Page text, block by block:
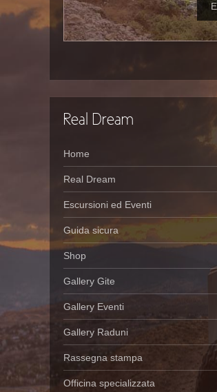
Real Dream
Home
Real Dream
Escursioni ed Eventi
Guida sicura
Shop
Gallery Gite
Gallery Eventi
Gallery Raduni
Rassegna stampa
Officina specializzata